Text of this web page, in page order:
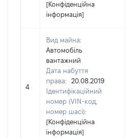
[Конфіденційна
інформація]
4
Вид майна:
Автомобіль
вантажний
Дата набуття
права:
20.08.2019
Ідентифікаційний
номер (VIN-код,
номер шасі):
[Конфіденційна
інформація]